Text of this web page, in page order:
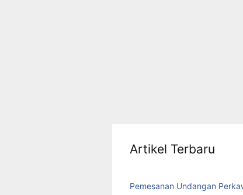
Artikel Terbaru
Pemesanan Undangan